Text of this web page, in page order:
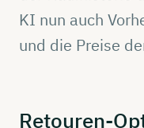
KI nun auch
und die Preise
Retouren-